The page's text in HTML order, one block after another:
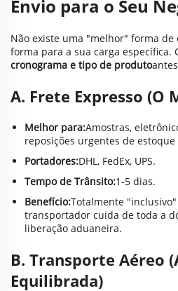
Envio para o Seu
Não existe uma "melhor" forma de
forma para a sua carga específica.
cronograma e tipo de produto
A. Frete Expresso (O
Melhor para:Amostras,
reposições urgentes de estoque
Portadores:DHL, FedEx, UPS.
Tempo de Trânsito:1-5 dias.
Benefício:Totalmente
transportador cuida de toda a
liberação aduaneira.
B. Transporte Aéreo
Equilibrada)